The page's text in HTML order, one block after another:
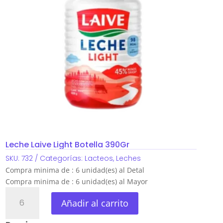
Leche Laive Light Botella 390Gr
SKU: 732 Categorías: Lacteos, Leches
Compra minima de : 6 unidad(es) al Detal
Compra minima de : 6 unidad(es) al Mayor
Laive
Añadir al carrito